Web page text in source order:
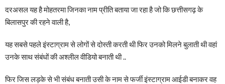
दरअसल यह है मोहतरमा जिनका नाम प्रीति बताया जा रहा है जो कि छत्तीसगढ़ के
बिलासपुर की रहने वाली है,
यह सबसे पहले इंस्टाग्राम से लोगों से दोस्ती करती थी फिर उनको मिलने बुलाती थी वहां
उनके साथ संबंधों की अश्लील वीडियो बनाती थी ..
फिर जिस लड़के से भी संबंध बनाती उसी के नाम से फर्जी इंस्टाग्राम आईडी बनाकर वह